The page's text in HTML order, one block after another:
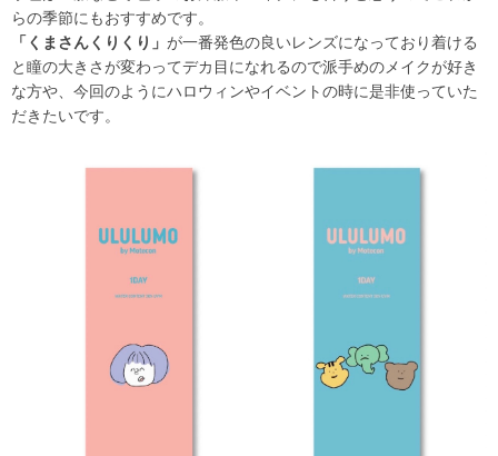
らの季節にもおすすめです。
「くまさんくりくり」 が一番発色の良いレンズになっており着ける
と瞳の大きさが変わってデカ目になれるので派手めのメイクが好き
な方や、今回のようにハロウィンやイベントの時に是非使っていた
だきたいです。